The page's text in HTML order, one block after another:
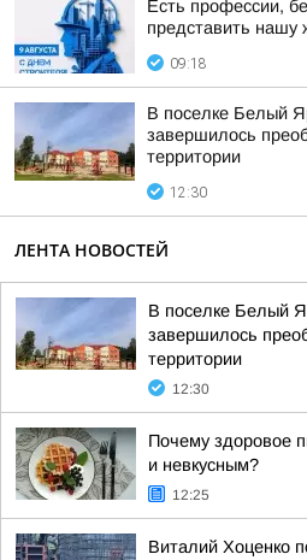
Есть профессии,
представить нашу
09:18
В поселке Белый
завершилось
территории
12:30
ЛЕНТА НОВОСТЕЙ
В поселке Белый
завершилось
территории
12:30
Почему здоровое
и невкусным?
12:25
Виталий Хоценко